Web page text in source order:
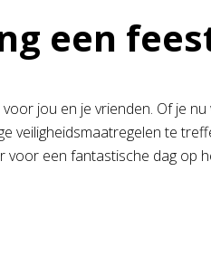
een
jou en je vrienden. Of je
veiligheidsmaatregelen te
voor een fantastische dag op